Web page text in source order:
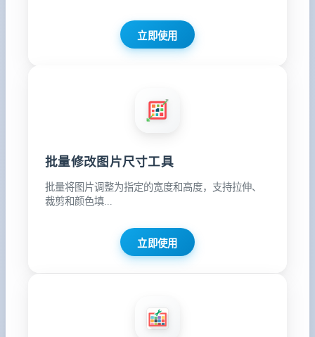
立即使用
批量修改图片尺寸工具
批量将图片调整为指定的宽度和高度，支持拉伸、
裁剪和颜色填...
立即使用